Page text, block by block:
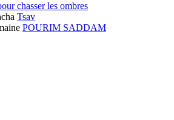
chasser les ombres
Tsav
POURIM SADDAM